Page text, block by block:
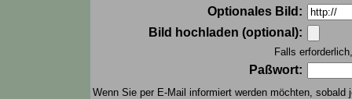
Optionales Bild:
Bild hochladen (optional):
Falls
Paßwort:
Wenn Sie per E-Mail informiert werden möchten,